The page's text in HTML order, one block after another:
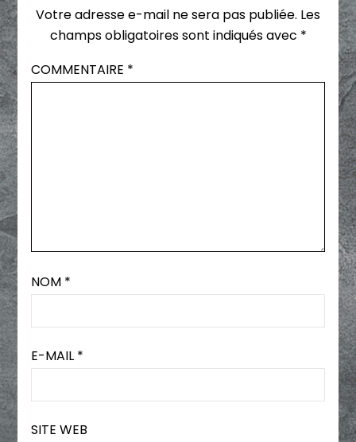
Votre adresse e-mail ne sera pas publiée. Les
champs obligatoires sont indiqués avec *
COMMENTAIRE *
NOM *
E-MAIL *
SITE WEB